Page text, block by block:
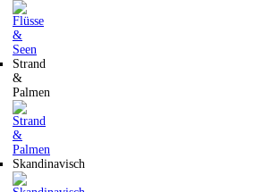
Strand
&
Palmen
Skandinavisch